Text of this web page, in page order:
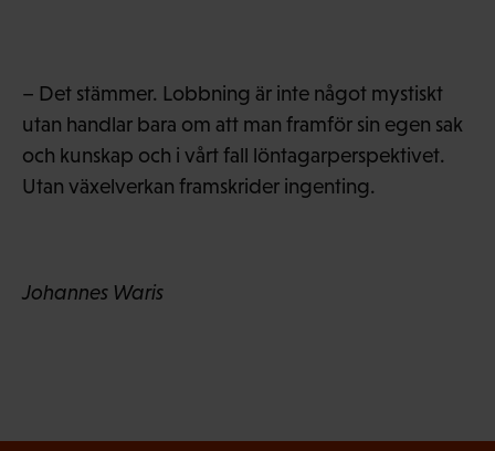
– Det stämmer. Lobbning är inte något mystiskt
utan handlar bara om att man framför sin egen sak
och kunskap och i vårt fall löntagarperspektivet.
Utan växelverkan framskrider ingenting.
Johannes Waris